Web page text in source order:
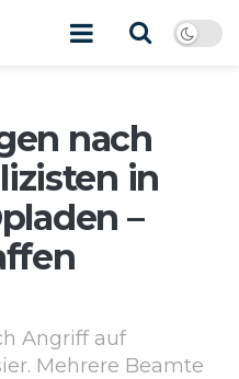
nach
in
–
Angriff auf
Mehrere Beamte